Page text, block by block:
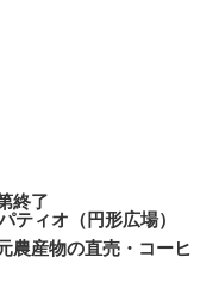
終了
ティオ（円形広場）
農産物の直売・コーヒ